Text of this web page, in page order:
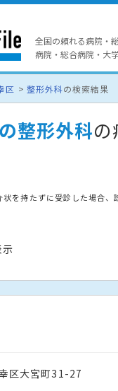
全国の頼れる病院・
病院・総合病院・大
区 整形外科の検索結果
整形外科
状を持たずに受診した場合、
区大宮町31-27